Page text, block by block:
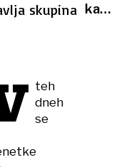
skupina
teh
dneh
se
novica
kako